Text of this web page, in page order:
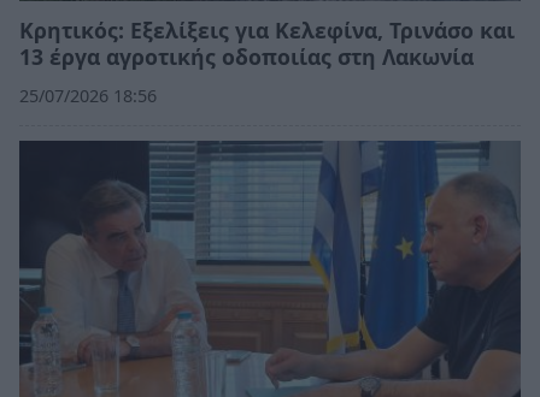
Κρητικός: Εξελίξεις για Κελεφίνα, Τρινάσο και
13 έργα αγροτικής οδοποιίας στη Λακωνία
25/07/2026 18:56